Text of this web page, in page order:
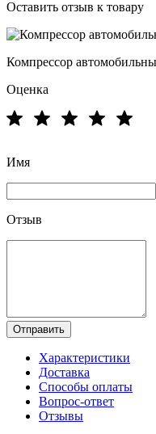
Оставить отзыв к товару
Компрессор
Оценка
Имя
Отзыв
Отправить
Характеристики
Доставка
Способы оплаты
Вопрос-ответ
Отзывы